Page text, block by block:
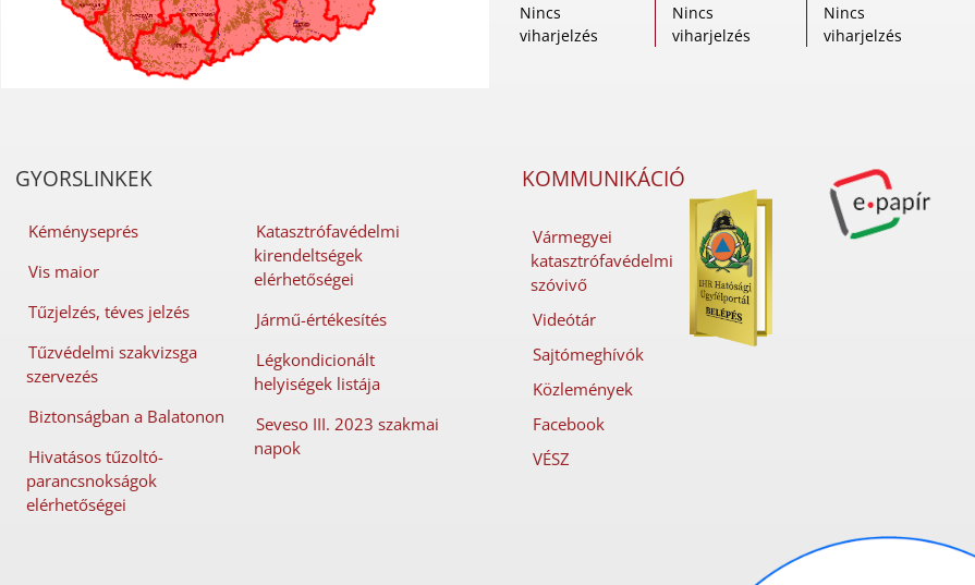
Nincs
viharjelzés
Nincs
viharjelzés
Nincs
viharjelzés
GYORSLINKEK
Kéményseprés
Vis maior
Tűzjelzés, téves jelzés
Tűzvédelmi szakvizsga
szervezés
Biztonságban a Balatonon
Hivatásos tűzoltó-
parancsnokságok
elérhetőségei
Katasztrófavédelmi
kirendeltségek
elérhetőségei
Jármű-értékesítés
Légkondicionált
helyiségek listája
Seveso III. 2023 szakmai
napok
KOMMUNIKÁCIÓ
Vármegyei
katasztrófavédelmi
szóvivő
Videótár
Sajtómeghívók
Közlemények
Facebook
VÉSZ